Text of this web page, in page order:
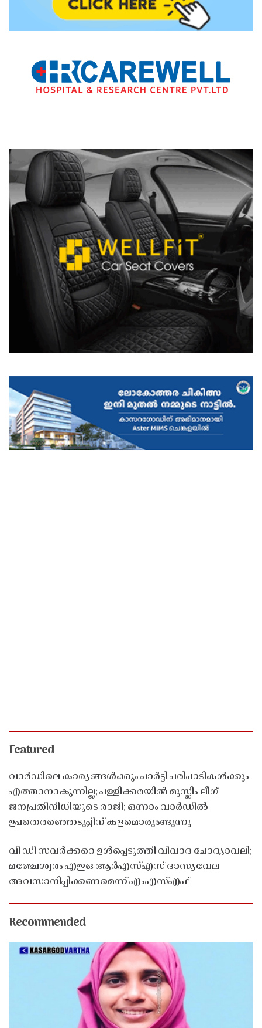
Featured
വാർഡിലെ കാര്യങ്ങൾക്കും പാർട്ടി പരിപാടികൾക്കും
എത്താനാകുന്നില്ല; പള്ളിക്കരയിൽ മുസ്ലിം ലീഗ്
ജനപ്രതിനിധിയുടെ രാജി; ഒന്നാം വാർഡിൽ
ഉപതെരഞ്ഞെടുപ്പിന് കളമൊരുങ്ങുന്നു
വി ഡി സവർക്കറെ ഉൾപ്പെടുത്തി വിവാദ ചോദ്യാവലി;
മഞ്ചേശ്വരം എഇഒ ആർഎസ്എസ് ദാസ്യവേല
അവസാനിപ്പിക്കണമെന്ന് എംഎസ്എഫ്
Recommended